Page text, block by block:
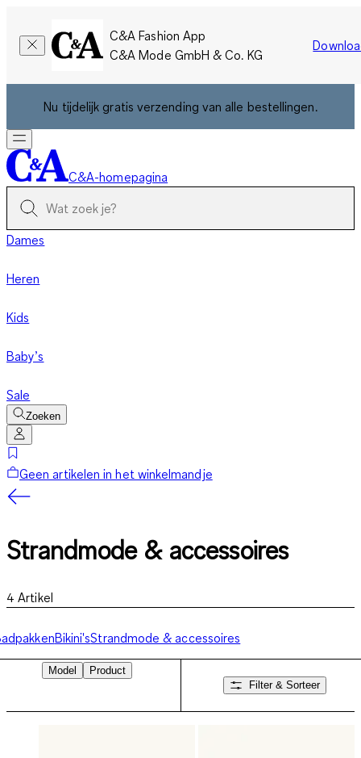
C&A Fashion App
C&A Mode GmbH & Co. KG
Nu tijdelijk gratis verzending van alle bestellingen.
C&A-homepagina
Dames
Heren
Kids
Baby’s
Sale
Zoeken
Geen artikelen in het winkelmandje
Strandmode & accessoires
4 Artikel
Bikini'sStrandmode & accessoires
Model
Product
Filter & Sorteer